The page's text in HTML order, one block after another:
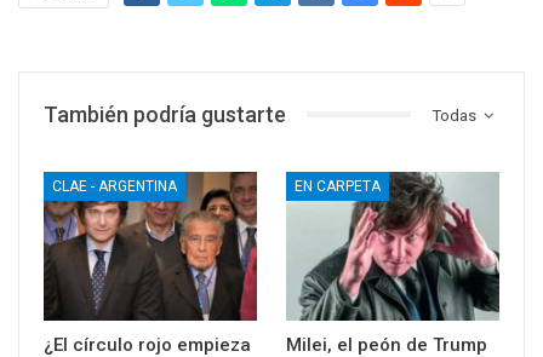
Todas
También podría gustarte
CLAE - ARGENTINA
¿El círculo rojo empieza
EN CARPETA
Milei, el peón de Trump